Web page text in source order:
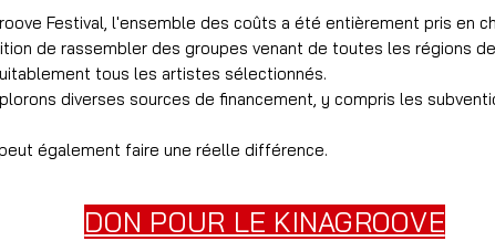
Festival, l'ensemble des coûts a été entièrement pris en
de rassembler des groupes venant de toutes les régions
tous les artistes sélectionnés.
diverses sources de financement, y compris les
également faire une réelle différence.
DON POUR LE KINAGROOVE